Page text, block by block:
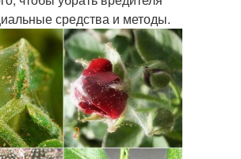
средства и методы.